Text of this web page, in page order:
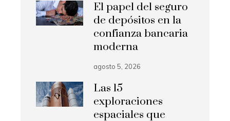
El papel del seguro
de depósitos en la
confianza bancaria
moderna
agosto 5, 2026
Las 15
exploraciones
espaciales que